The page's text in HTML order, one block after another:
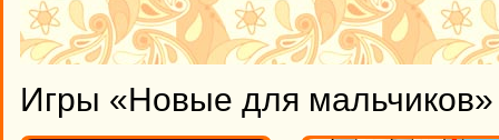
Игры «Новые для мальчиков»